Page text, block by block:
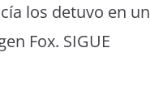
los detuvo en un
Fox. SIGUE